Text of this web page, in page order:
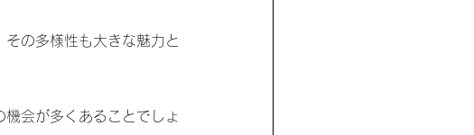
の多様性も大きな魅力と
会が多くあることでしょ